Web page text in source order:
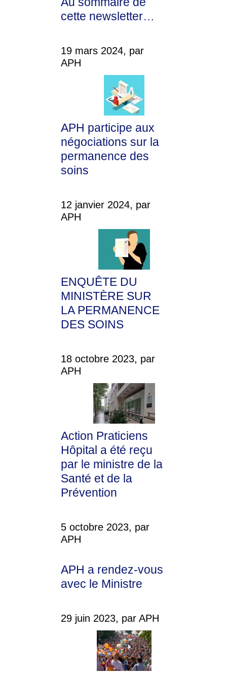
cette newsletter…
19 mars 2024, par
APH
APH participe aux
négociations sur la
permanence des
soins
12 janvier 2024, par
APH
ENQUÊTE DU
MINISTÈRE SUR
LA PERMANENCE
DES SOINS
18 octobre 2023, par
APH
Action Praticiens
Hôpital a été reçu
par le ministre de la
Santé et de la
Prévention
5 octobre 2023, par
APH
APH a rendez-vous
avec le Ministre
29 juin 2023, par APH